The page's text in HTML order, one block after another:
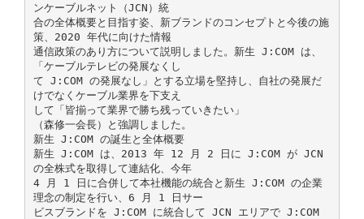
ンケーブルネット（JCN）統
合の全体概要と目指す姿、新ブランドのコンセプトと今後の施
策、2020 年代に向けた情報
通信政策のあり方について説明しました。新生 J:COM は、
「ケーブルテレビの発展なくし
て J:COM の発展なし」とする立場を堅持し、自社の発展だ
けでなくケーブル業界を下支え
して「皆揃って業界で勝ち残っていきたい」
（森修一会長）と強調しました。
新生 J:COM の誕生と全体概要
新生 J:COM は、2013 年 12 月 2 日に J:COM が JCN
の全株式を取得して連結化、今年
4 月 1 日に合併して本社機能の統合と新生 J:COM の企業
理念の制定を行い、6 月 1 日サー
ビスブランドを J:COM に統合して JCN エリアで J:COM